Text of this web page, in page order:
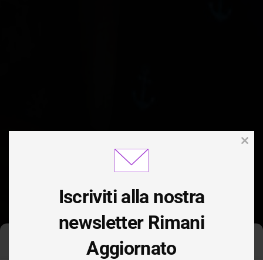
Gestisci Consenso Cookie
Iscriviti alla nostra
newsletter Rimani
Aggiornato